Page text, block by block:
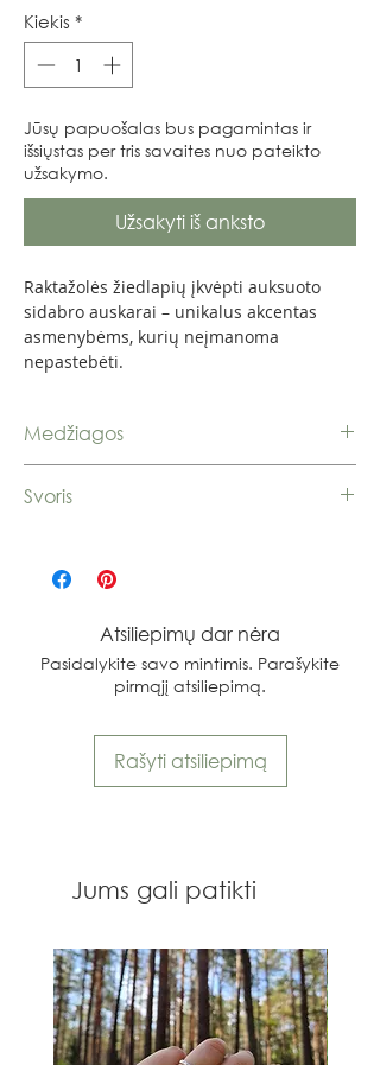
Kiekis *
Jūsų papuošalas bus pagamintas ir
išsiųstas per tris savaites nuo pateikto
užsakymo.
Užsakyti iš anksto
Raktažolės žiedlapių įkvėpti auksuoto
sidabro auskarai – unikalus akcentas
asmenybėms, kurių neįmanoma
nepastebėti.
Medžiagos
Svoris
Atsiliepimų dar nėra
Pasidalykite savo mintimis. Parašykite
pirmąjį atsiliepimą.
Rašyti atsiliepimą
Jums gali patikti